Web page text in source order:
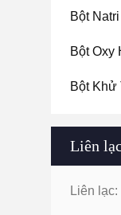
Bột
Bột Oxy
Bột Khử
Liên lạc
Liên lạc: